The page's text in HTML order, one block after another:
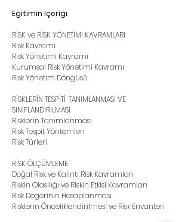
Eğitimin İçeriği
RİSK ve RİSK YÖNETİMİ KAVRAMLARI
Risk Kavramı
Risk Yönetimi Kavramı
Kurumsal Risk Yönetimi Kavramı
Risk Yönetim Döngüsü
RİSKLERİN TESPİTİ, TANIMLANMASI VE
SINIFLANDIRILMASI
Risklerin Tanımlanması
Risk Tespit Yöntemleri
Risk Türleri
RİSK ÖLÇÜMLEME
Doğal Risk ve Kalıntı Risk Kavramları
Riskin Olasılığı ve Riskin Etkisi Kavramları
Risk Değerinin Hesaplanması
Risklerin Önceliklendirilmesi ve Risk Envanteri